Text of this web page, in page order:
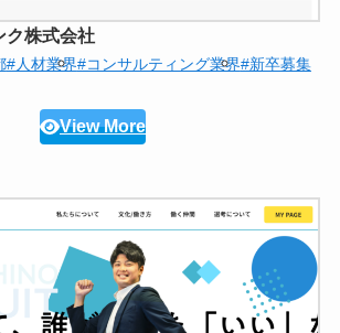
ク株式会社
#人材業界#コンサルティング業界#新卒募集
View More